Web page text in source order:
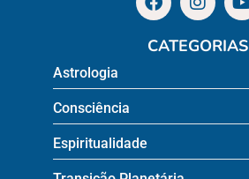
CATEGORIAS
Astrologia
Consciência
Espiritualidade